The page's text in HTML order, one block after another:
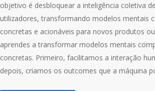
objetivo é desbloquear a inteligência coletiva
utilizadores, transformando modelos mentais
concretas e acionáveis para novos produtos
aprendes a transformar modelos mentais
concretas. Primeiro, facilitamos a interação
depois, criamos os outcomes que a máquina